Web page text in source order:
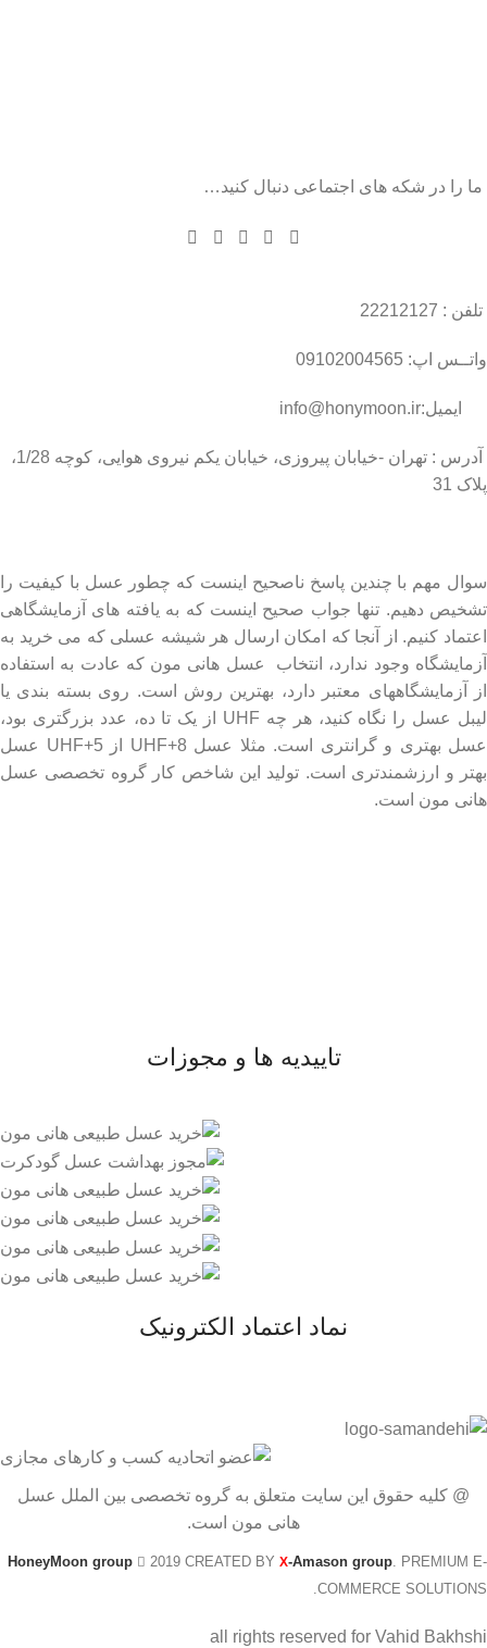
ما را در شکه های اجتماعی دنبال کنید…
تلفن : 22212127
واتــس اپ: 09102004565
ایمیل:info@honymoon.ir
آدرس : تهران -خیابان پیروزی، خیابان یکم نیروی هوایی، کوچه 1/28،
پلاک 31
سوال مهم با چندین پاسخ ناصحیح اینست که چطور عسل با کیفیت را
تشخیص دهیم. تنها جواب صحیح اینست که به یافته های آزمایشگاهی
اعتماد کنیم. از آنجا که امکان ارسال هر شیشه عسلی که می خرید به
آزمایشگاه وجود ندارد، انتخاب عسل هانی مون که عادت به استفاده
از آزمایشگاههای معتبر دارد، بهترین روش است. روی بسته بندی یا
لیبل عسل را نگاه کنید، هر چه UHF از یک تا ده، عدد بزرگتری بود،
عسل بهتری و گرانتری است. مثلا عسل UHF+8 از UHF+5 عسل
بهتر و ارزشمندتری است. تولید این شاخص کار گروه تخصصی عسل
هانی مون است.
تاییدیه ها و مجوزات
نماد اعتماد الکترونیک
@ کلیه حقوق این سایت متعلق به گروه تخصصی بین الملل عسل
هانی مون است.
HoneyMoon group 2019 CREATED BY X-Amason group. PREMIUM E-
COMMERCE SOLUTIONS.
all rights reserved for Vahid Bakhshi